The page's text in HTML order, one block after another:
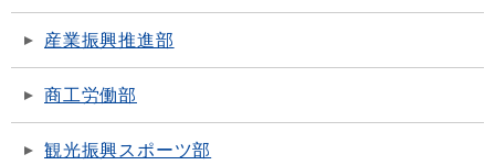
産業振興推進部
商工労働部
観光振興スポーツ部